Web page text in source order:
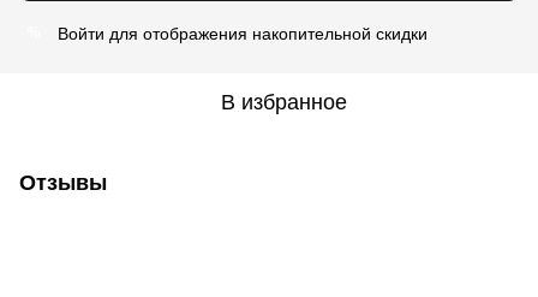
Войти для отображения накопительной скидки
В избранное
Отзывы